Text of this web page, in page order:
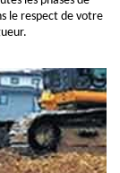
le respect de votre